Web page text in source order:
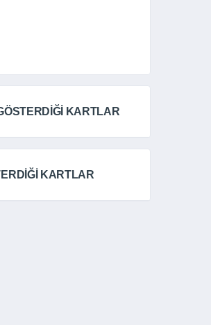
KARTLAR
KARTLAR